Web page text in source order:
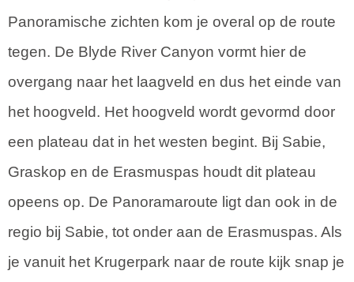
Panoramische zichten kom je overal op de route
tegen. De Blyde River Canyon vormt hier de
overgang naar het laagveld en dus het einde van
het hoogveld. Het hoogveld wordt gevormd door
een plateau dat in het westen begint. Bij Sabie,
Graskop en de Erasmuspas houdt dit plateau
opeens op. De Panoramaroute ligt dan ook in de
regio bij Sabie, tot onder aan de Erasmuspas. Als
je vanuit het Krugerpark naar de route kijk snap je